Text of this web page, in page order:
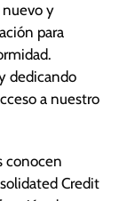
y
para
dedicando
a nuestro
conocen
Credit